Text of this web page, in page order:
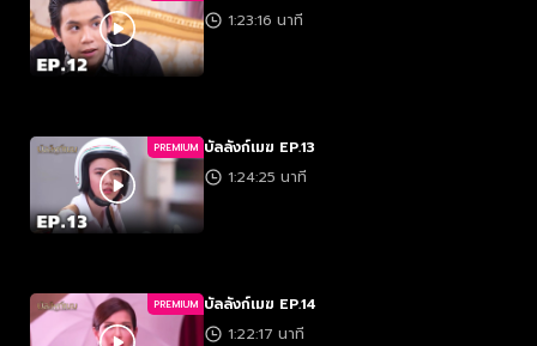
1:23:16 นาที
PREMIUM บัลลังก์เมฆ EP.13
1:24:25 นาที
PREMIUM บัลลังก์เมฆ EP.14
1:22:17 นาที